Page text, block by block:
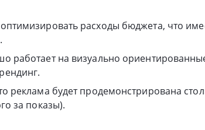
расходы бюджета, что
работает на визуально
реклама будет продемонстрирована
за показы).